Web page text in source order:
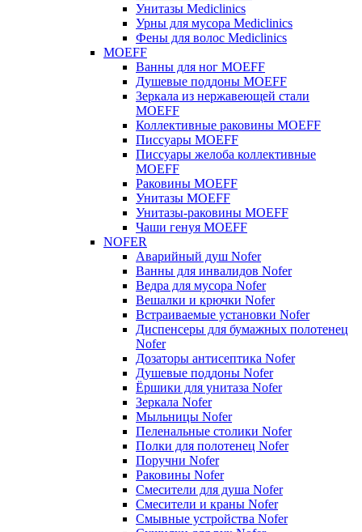
Унитазы Mediclinics
Урны для мусора Mediclinics
Фены для волос Mediclinics
MOEFF
Ванны для ног MOEFF
Душевые поддоны MOEFF
Зеркала из нержавеющей стали
MOEFF
Коллективные раковины MOEFF
Писсуары MOEFF
Писсуары желоба коллективные
MOEFF
Раковины MOEFF
Унитазы MOEFF
Унитазы-раковины MOEFF
Чаши генуя MOEFF
NOFER
Аварийный душ Nofer
Ванны для инвалидов Nofer
Ведра для мусора Nofer
Вешалки и крючки Nofer
Встраиваемые установки Nofer
Диспенсеры для бумажных полотенец
Nofer
Дозаторы антисептика Nofer
Душевые поддоны Nofer
Ёршики для унитаза Nofer
Зеркала Nofer
Мыльницы Nofer
Пеленальные столики Nofer
Полки для полотенец Nofer
Поручни Nofer
Раковины Nofer
Смесители для душа Nofer
Смесители и краны Nofer
Смывные устройства Nofer